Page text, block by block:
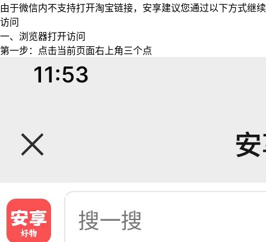
由于微信内不支持打开淘宝链接，安享建议您通过以下方式继续
访问
一、浏览器打开访问
第一步：点击当前页面右上角三个点